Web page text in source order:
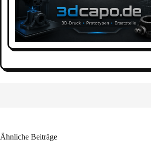
Ähnliche Beiträge